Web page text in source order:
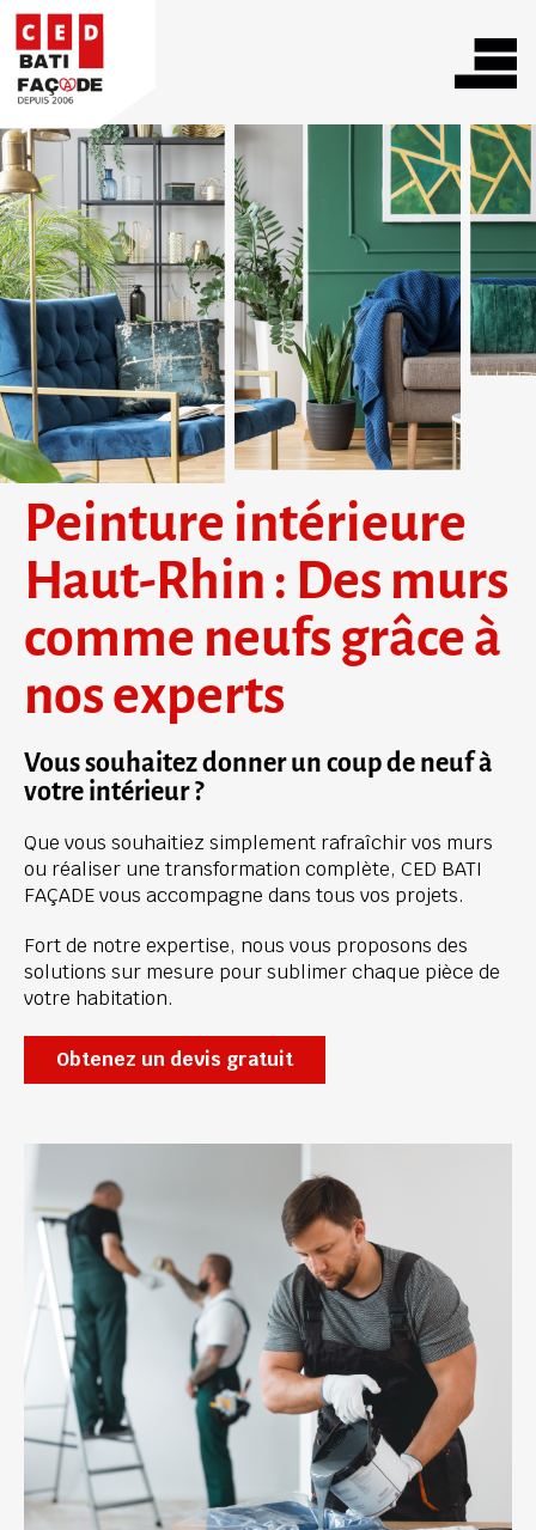
Peinture intérieure
Haut-Rhin : Des murs
comme neufs grâce à
nos experts
Vous souhaitez donner un coup de neuf à
votre intérieur ?
Que vous souhaitiez simplement rafraîchir vos murs
ou réaliser une transformation complète, CED BATI
FAÇADE vous accompagne dans tous vos projets.
Fort de notre expertise, nous vous proposons des
solutions sur mesure pour sublimer chaque pièce de
votre habitation.
Obtenez un devis gratuit